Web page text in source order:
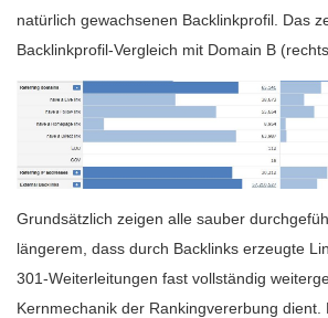
natürlich gewachsenen Backlinkprofil. Das
Backlinkprofil-Vergleich mit Domain B
Grundsätzlich zeigen alle sauber
längerem, dass durch Backlinks erzeugte
301-Weiterleitungen fast vollständig
Kernmechanik der Rankingvererbung dient.